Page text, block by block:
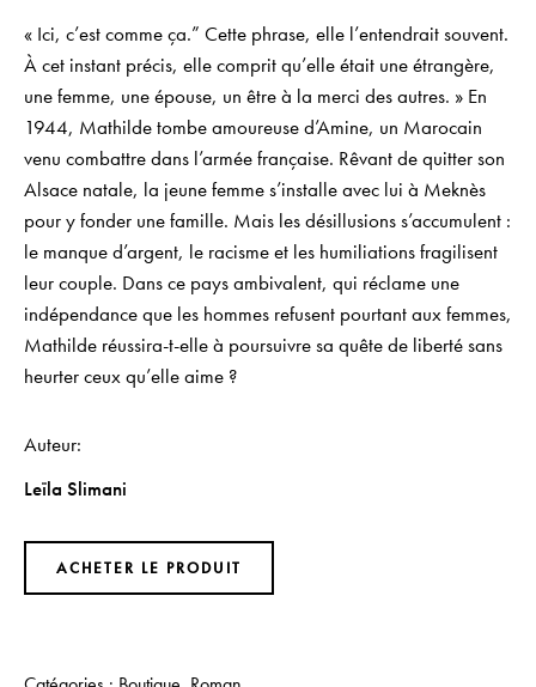
« Ici, c’est comme ça.” Cette phrase, elle l’entendrait souvent.
À cet instant précis, elle comprit qu’elle était une étrangère,
une femme, une épouse, un être à la merci des autres. » En
1944, Mathilde tombe amoureuse d’Amine, un Marocain
venu combattre dans l’armée française. Rêvant de quitter son
Alsace natale, la jeune femme s’installe avec lui à Meknès
pour y fonder une famille. Mais les désillusions s’accumulent :
le manque d’argent, le racisme et les humiliations fragilisent
leur couple. Dans ce pays ambivalent, qui réclame une
indépendance que les hommes refusent pourtant aux femmes,
Mathilde réussira-t-elle à poursuivre sa quête de liberté sans
heurter ceux qu’elle aime ?
Auteur
Leïla Slimani
ACHETER LE PRODUIT